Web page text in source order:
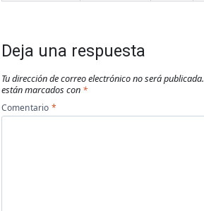
Deja una respuesta
Tu dirección de correo electrónico no será publicada.
están marcados con *
Comentario *